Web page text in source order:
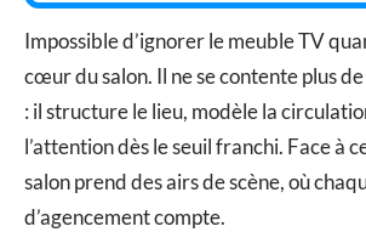
Impossible d’ignorer le meuble TV
cœur du salon. Il ne se contente plus
: il structure le lieu, modèle la
l’attention dès le seuil franchi. Face à
salon prend des airs de scène, où
d’agencement compte.